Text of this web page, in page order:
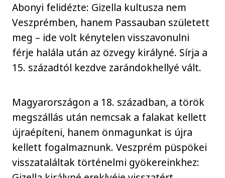
Abonyi felidézte: Gizella kultusza nem
Veszprémben, hanem Passauban született
meg – ide volt kénytelen visszavonulni
férje halála után az özvegy királyné. Sírja a
15. századtól kezdve zarándokhellyé vált.
Magyarországon a 18. században, a török
megszállás után nemcsak a falakat kellett
újraépíteni, hanem önmagunkat is újra
kellett fogalmaznunk. Veszprém püspökei
visszataláltak történelmi gyökereinkhez: